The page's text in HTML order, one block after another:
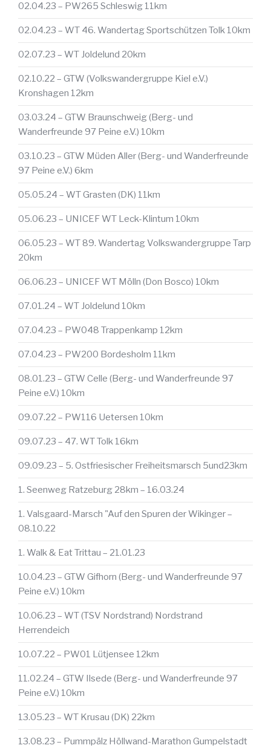
02.04.23 – PW265 Schleswig 11km
02.04.23 – WT 46. Wandertag Sportschützen Tolk 10km
02.07.23 – WT Joldelund 20km
02.10.22 – GTW (Volkswandergruppe Kiel e.V.)
Kronshagen 12km
03.03.24 – GTW Braunschweig (Berg- und
Wanderfreunde 97 Peine e.V.) 10km
03.10.23 – GTW Müden Aller (Berg- und Wanderfreunde
97 Peine e.V.) 6km
05.05.24 – WT Grasten (DK) 11km
05.06.23 – UNICEF WT Leck-Klintum 10km
06.05.23 – WT 89. Wandertag Volkswandergruppe Tarp
20km
06.06.23 – UNICEF WT Mölln (Don Bosco) 10km
07.01.24 – WT Joldelund 10km
07.04.23 – PW048 Trappenkamp 12km
07.04.23 – PW200 Bordesholm 11km
08.01.23 – GTW Celle (Berg- und Wanderfreunde 97
Peine e.V.) 10km
09.07.22 – PW116 Uetersen 10km
09.07.23 – 47. WT Tolk 16km
09.09.23 – 5. Ostfriesischer Freiheitsmarsch 5und23km
1. Seenweg Ratzeburg 28km – 16.03.24
1. Valsgaard-Marsch "Auf den Spuren der Wikinger –
08.10.22
1. Walk & Eat Trittau – 21.01.23
10.04.23 – GTW Gifhorn (Berg- und Wanderfreunde 97
Peine e.V.) 10km
10.06.23 – WT (TSV Nordstrand) Nordstrand
Herrendeich
10.07.22 – PW01 Lütjensee 12km
11.02.24 – GTW Ilsede (Berg- und Wanderfreunde 97
Peine e.V.) 10km
13.05.23 – WT Krusau (DK) 22km
13.08.23 – Pummpälz Höllwand-Marathon Gumpelstadt